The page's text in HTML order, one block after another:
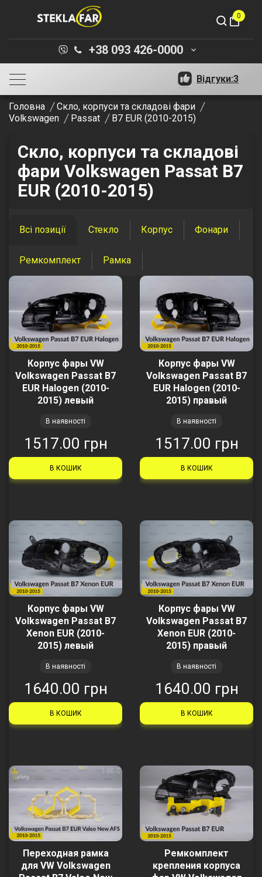
shopping_bag
0
+38 093 426-0000 keyboard_arrow_down
Відгуки:3
Головна
Скло, корпуси та складові фари
Volkswagen
Passat B7 EUR (2010-2015)
Скло, корпуси та складові
фари Volkswagen Passat B7
EUR (2010-2015)
Всі позиції Стекло Корпус Фонари
Ремкомплект Рамка
Корпус фары VW
Volkswagen Passat B7
EUR Halogen (2010-
2015) левый
В наявності
1517.00 грн
В КОШИК
Корпус фары VW
Volkswagen Passat B7
EUR Halogen (2010-
2015) правый
В наявності
1517.00 грн
В КОШИК
Корпус фары VW
Volkswagen Passat B7
Xenon EUR (2010-
2015) левый
В наявності
1640.00 грн
В КОШИК
Корпус фары VW
Volkswagen Passat B7
Xenon EUR (2010-
2015) правый
В наявності
1640.00 грн
В КОШИК
Переходная рамка
для VW Volkswagen
Ремкомплект
крепления корпуса